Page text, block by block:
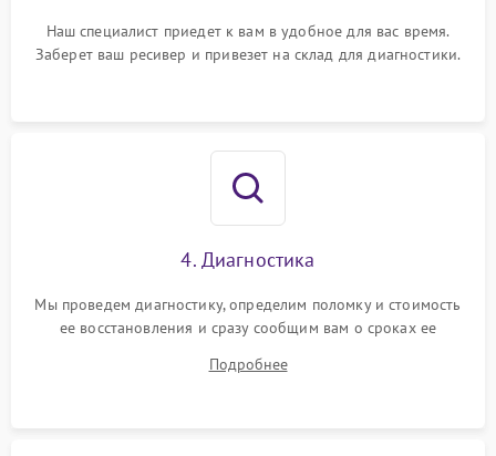
Наш специалист приедет к вам в удобное для вас время.
Заберет ваш ресивер и привезет на склад для диагностики.
4. Диагностика
Мы проведем диагностику, определим поломку и стоимость
ее восстановления и сразу сообщим вам о сроках ее
Подробнее